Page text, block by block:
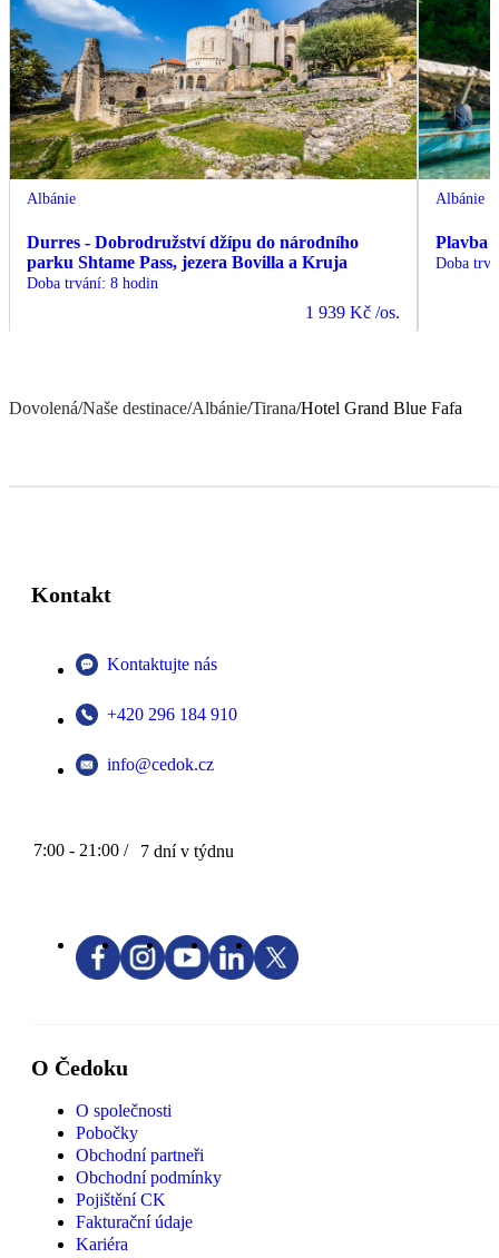
Albánie
Durres - Dobrodružství džípu do národního
parku Shtame Pass, jezera Bovilla a Kruja
Doba trvání: 8 hodin
1 939 Kč /os.
Albánie
Plavba
Doba
Dovolená/Naše destinace/Albánie/Tirana/Hotel Grand Blue Fafa
Kontakt
Kontaktujte nás
+420 296 184 910
info@cedok.cz
7:00 - 21:00 / 7 dní v týdnu
O Čedoku
O společnosti
Pobočky
Obchodní partneři
Obchodní podmínky
Pojištění CK
Fakturační údaje
Kariéra